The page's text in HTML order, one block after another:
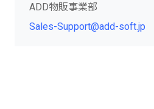
ADD物販事業部
Sales-Support@add-soft.jp